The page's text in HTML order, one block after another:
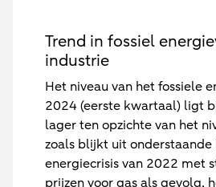
Trend in fossiel
industrie
Het niveau van het fossiele
2024 (eerste kwartaal) ligt
lager ten opzichte van het
zoals blijkt uit
energiecrisis van 2022 met
prijzen voor gas als gevolg,